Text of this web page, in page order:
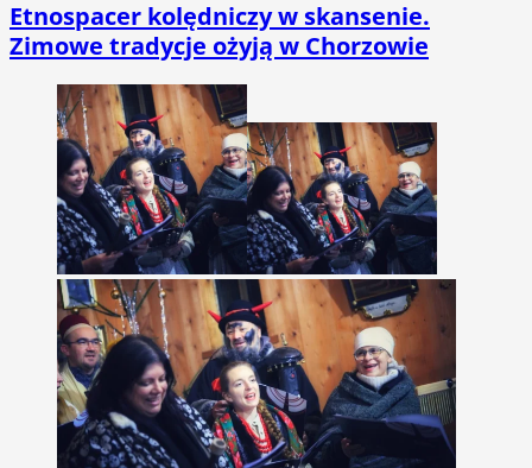
Etnospacer kolędniczy w skansenie.
Zimowe tradycje ożyją w Chorzowie